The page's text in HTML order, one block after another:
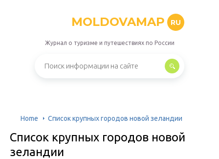
MOLDOVAMAP RU
Журнал о туризме и путешествиях по России
Home Список крупных городов новой зеландии
Список крупных городов новой
зеландии